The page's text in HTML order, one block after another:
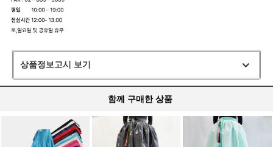
상품정보고시 보기
함께 구매한 상품